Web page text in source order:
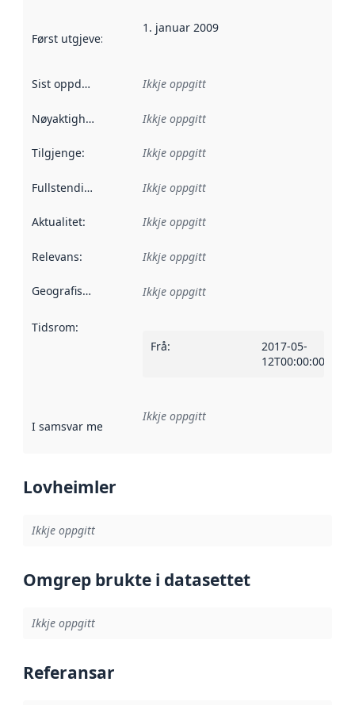
Først utgjeve: Denne datoen seier når dataa i dette
1. januar 2009
Sist oppdatert Ikkje oppgitt
Nøyaktigheit Ikkje oppgitt
Tilgjenge: Ikkje oppgitt
Fullstendigheit Ikkje oppgitt
Aktualitet: Ikkje oppgitt
Relevans: Ikkje oppgitt
Geografisk område Ikkje oppgitt
Tidsrom:
Frå:
2017-05-
12T00:00:00Z
I samsvar med Referanse til ei implementeringsregel eller
Ikkje oppgitt
Lovheimler
Ikkje oppgitt
Omgrep brukte i datasettet
Ikkje oppgitt
Referansar